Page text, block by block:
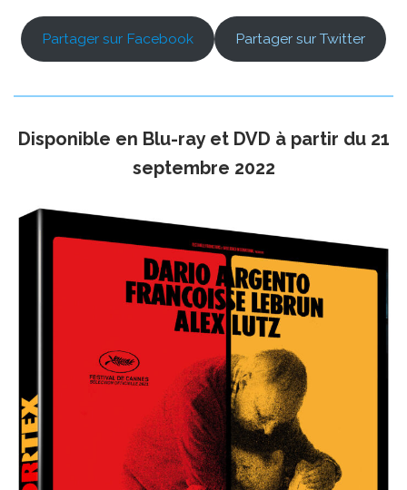
Partager sur Facebook Partager sur Twitter
Disponible en Blu-ray et DVD à partir du 21
septembre 2022